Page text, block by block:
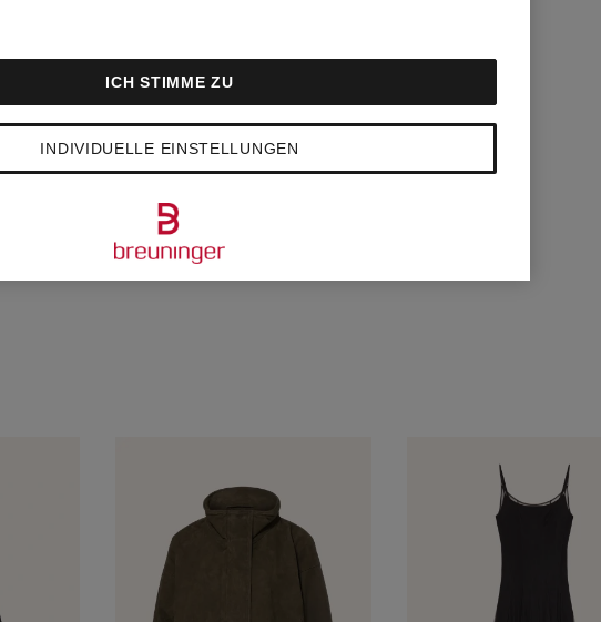
ARTIKEL VON
INDIVIDUELLE EINSTELLUNGEN
ICH STIMME ZU